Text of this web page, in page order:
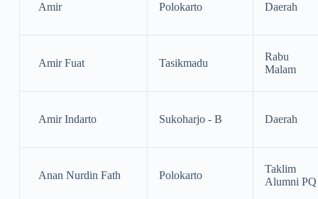
Amir Polokarto Daerah
Amir Fuat Tasikmadu
Rabu
Malam
Amir Indarto Sukoharjo - B Daerah
Anan Nurdin Fath Polokarto
Taklim
Alumni PQ